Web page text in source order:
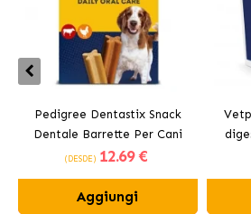
Pedigree Dentastix Snack
Dentale Barrette Per Cani
Medi 10-25 kg
(DESDE) 12.69 €
Aggiungi